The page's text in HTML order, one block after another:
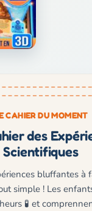
CAHIER DU MOMENT
des
Scientifiques
bluffantes à
simple ! Les
🧪 et